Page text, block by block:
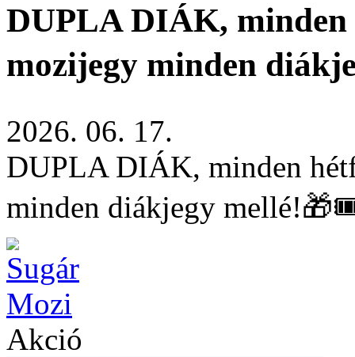
DUPLA DIÁK, minden
mozijegy minden
2026. 06. 17.
DUPLA DIÁK, minden
minden diákjegy
Akció